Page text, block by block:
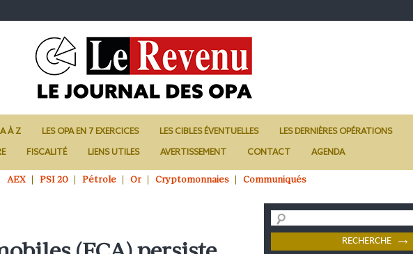
A À Z LES OPA EN 7 EXERCICES LES CIBLES ÉVENTUELLES LES DERNIÈRES OPÉRATIONS
FISCALITÉ LIENS UTILES AVERTISSEMENT CONTACT AGENDA
AEX PSI 20 Pétrole Or Cryptomonnaies Communiqués